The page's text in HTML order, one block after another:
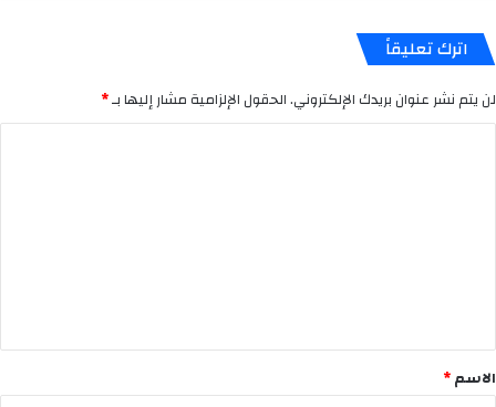
اترك تعليقاً
لن يتم نشر عنوان بريدك الإلكتروني.الحقول الإلزامية مشار إليها بـ*
*
الاسم*